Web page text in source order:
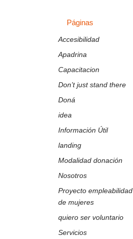
Páginas
Accesibilidad
Apadrina
Capacitacion
Don’t just stand there
Doná
idea
Información Útil
landing
Modalidad donación
Nosotros
Proyecto empleabilidad
de mujeres
quiero ser voluntario
Servicios